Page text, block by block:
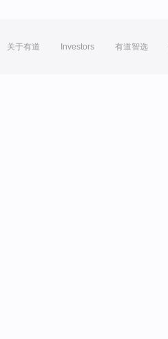
关于有道 Investors 有道智选